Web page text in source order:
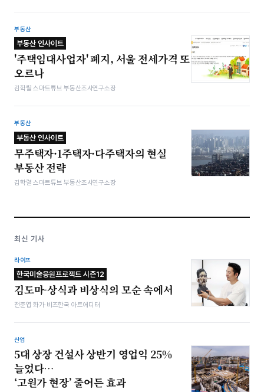
부동산
부동산 인사이트
'주택임대사업자' 폐지, 서울 전세가격 또
오르나
김학렬 스마트튜브 부동산조사연구소장
부동산
부동산 인사이트
무주택자·1주택자·다주택자의 현실
부동산 전략
김학렬 스마트튜브 부동산조사연구소장
최신 기사
라이프
한국미술응원프로젝트 시즌12
김도마-상식과 비상식의 모순 속에서
전준엽 화가·비즈한국 아트에디터
산업
5대 상장 건설사 상반기 영업익 25%
늘었다…
‘고원가 현장’ 줄어든 효과